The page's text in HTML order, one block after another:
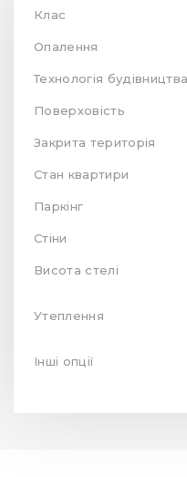
Клас
Опалення
Технологія будівництва
Поверховість
Закрита територія
Стан квартири
Паркінг
Стіни
Висота стелі
Утеплення
Інші опції